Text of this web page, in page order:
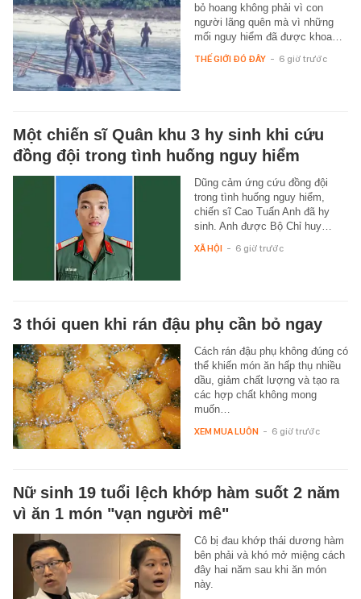
bỏ hoang không phải vì con
người lãng quên mà vì những
mối nguy hiểm đã được khoa…
THẾ GIỚI ĐÓ ĐÂY - 6 giờ trước
Một chiến sĩ Quân khu 3 hy sinh khi cứu
đồng đội trong tình huống nguy hiểm
Dũng cảm ứng cứu đồng đội
trong tình huống nguy hiểm,
chiến sĩ Cao Tuấn Anh đã hy
sinh. Anh được Bộ Chỉ huy…
XÃ HỘI - 6 giờ trước
3 thói quen khi rán đậu phụ cần bỏ ngay
Cách rán đậu phụ không đúng có
thể khiến món ăn hấp thụ nhiều
dầu, giảm chất lượng và tạo ra
các hợp chất không mong
muốn…
XEM MUA LUÔN - 6 giờ trước
Nữ sinh 19 tuổi lệch khớp hàm suốt 2 năm
vì ăn 1 món "vạn người mê"
Cô bị đau khớp thái dương hàm
bên phải và khó mở miệng cách
đây hai năm sau khi ăn món
này.